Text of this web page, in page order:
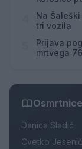
Na
tri vozila
Prijava
mrtvega
Osmrtnice
Danica Sladič
Cvetko